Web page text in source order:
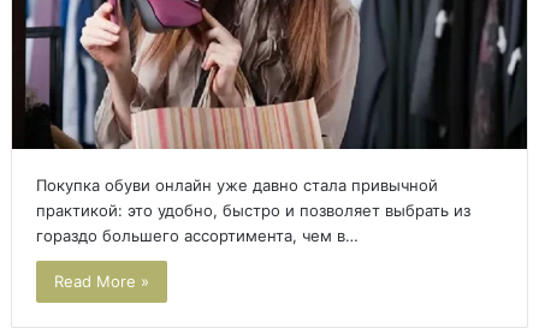
Покупка обуви онлайн уже давно стала привычной
практикой: это удобно, быстро и позволяет выбрать из
гораздо большего ассортимента, чем в…
Read More »